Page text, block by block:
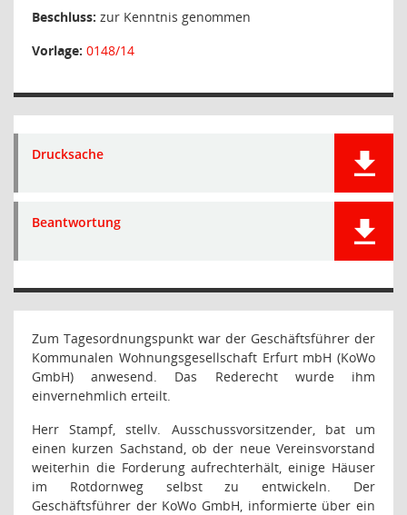
Beschluss: zur Kenntnis genommen
Vorlage: 0148/14
Drucksache
Beantwortung
Zum Tagesordnungspunkt war der Geschäftsführer der
Kommunalen Wohnungsgesellschaft Erfurt mbH (KoWo
GmbH) anwesend. Das Rederecht wurde ihm
einvernehmlich erteilt.
Herr Stampf, stellv. Ausschussvorsitzender, bat um
einen kurzen Sachstand, ob der neue Vereinsvorstand
weiterhin die Forderung aufrechterhält, einige Häuser
im Rotdornweg selbst zu entwickeln. Der
Geschäftsführer der KoWo GmbH, informierte über ein